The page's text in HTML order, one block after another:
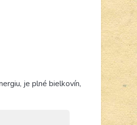
je plné bielkovín,